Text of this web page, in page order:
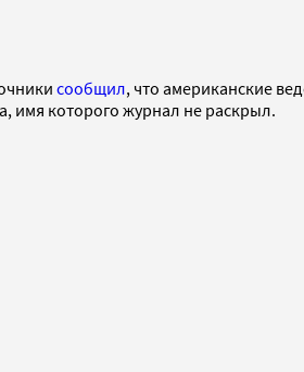
сообщил, что американские
имя которого журнал не раскрыл.